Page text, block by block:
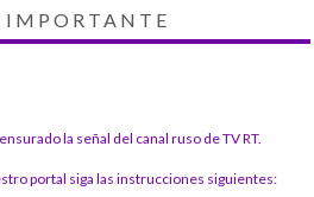
IMPORTANTE
la señal del canal ruso de TV RT.
portal siga las instrucciones siguientes: